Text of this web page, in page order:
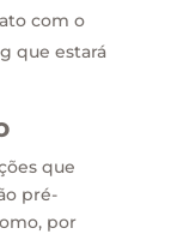
com o
que estará
que
pré-
por